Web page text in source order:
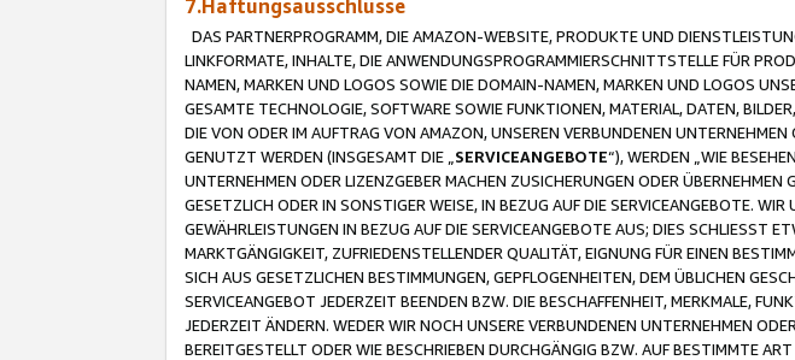
7.Haftungsausschlüsse
DAS PARTNERPROGRAMM, DIE AMAZON-WEBSITE, PRODUKTE UND
LINKFORMATE, INHALTE, DIE ANWENDUNGSPROGRAMMIERSCHNITTSTELLE FÜR
NAMEN, MARKEN UND LOGOS SOWIE DIE DOMAIN-NAMEN, MARKEN UND LOGOS
GESAMTE TECHNOLOGIE, SOFTWARE SOWIE FUNKTIONEN, MATERIAL, DATEN,
DIE VON ODER IM AUFTRAG VON AMAZON, UNSEREN VERBUNDENEN
GENUTZT WERDEN (INSGESAMT DIE „ SERVICEANGEBOTE“), WERDEN „WIE
UNTERNEHMEN ODER LIZENZGEBER MACHEN ZUSICHERUNGEN ODER
GESETZLICH ODER IN SONSTIGER WEISE, IN BEZUG AUF DIE SERVICEANGEBOTE.
GEWÄHRLEISTUNGEN IN BEZUG AUF DIE SERVICEANGEBOTE AUS; DIES SCHLIESST
MARKTGÄNGIGKEIT, ZUFRIEDENSTELLENDER QUALITÄT, EIGNUNG FÜR EINEN
SICH AUS GESETZLICHEN BESTIMMUNGEN, GEPFLOGENHEITEN, DEM ÜBLICHEN
SERVICEANGEBOT JEDERZEIT BEENDEN BZW. DIE BESCHAFFENHEIT, MERKMALE,
JEDERZEIT ÄNDERN. WEDER WIR NOCH UNSERE VERBUNDENEN UNTERNEHMEN
BEREITGESTELLT ODER WIE BESCHRIEBEN DURCHGÄNGIG BZW. AUF BESTIMMTE